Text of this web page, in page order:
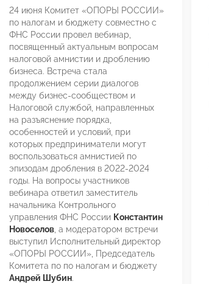
24 июня Комитет «ОПОРЫ РОССИИ»
по налогам и бюджету совместно с
ФНС России провел вебинар,
посвященный актуальным вопросам
налоговой амнистии и дроблению
бизнеса. Встреча стала
продолжением серии диалогов
между бизнес-сообществом и
Налоговой службой, направленных
на разъяснение порядка,
особенностей и условий, при
которых предприниматели могут
воспользоваться амнистией по
эпизодам дробления в 2022-2024
годы. На вопросы участников
вебинара ответил заместитель
начальника Контрольного
управления ФНС России Константин
Новоселов, а модератором встречи
выступил Исполнительный директор
«ОПОРЫ РОССИИ», Председатель
Комитета по по налогам и бюджету
Андрей Шубин.